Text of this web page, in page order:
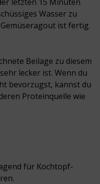
Wasser zu
ist fertig.
Beilage zu diesem
lecker ist. Wenn du
bevorzugst, kannst du
Proteinquelle wie
für Kochtopf-